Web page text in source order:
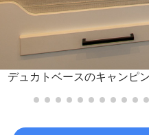
デュカトベースのキャンピ